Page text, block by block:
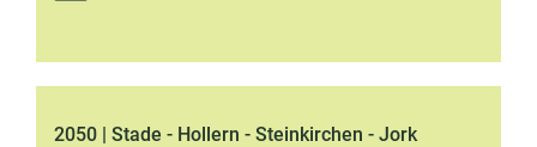
2050 | Stade - Hollern - Steinkirchen - Jork